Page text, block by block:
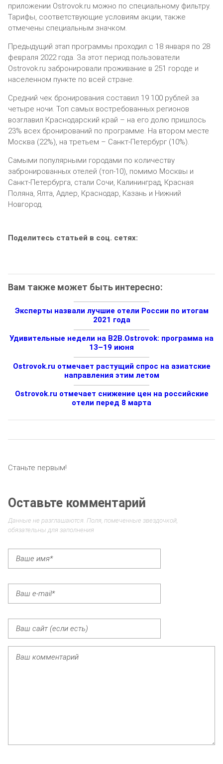
приложении Ostrovok.ru можно по специальному фильтру.
Тарифы, соответствующие условиям акции, также
отмечены специальным значком.
Предыдущий этап программы проходил с 18 января по 28
февраля 2022 года. За этот период пользователи
Ostrovok.ru забронировали проживание в 251 городе и
населенном пункте по всей стране.
Средний чек бронирования составил 19 100 рублей за
четыре ночи. Топ самых востребованных регионов
возглавил Краснодарский край – на его долю пришлось
23% всех бронирований по программе. На втором месте
Москва (22%), на третьем – Санкт-Петербург (10%).
Самыми популярными городами по количеству
забронированных отелей (топ-10), помимо Москвы и
Санкт-Петербурга, стали Сочи, Калининград, Красная
Поляна, Ялта, Адлер, Краснодар, Казань и Нижний
Новгород.
Поделитесь статьей в соц. сетях:
Вам также может быть интересно:
Эксперты назвали лучшие отели России по итогам
2021 года
Удивительные недели на B2B.Ostrovok: программа на
13–19 июня
Ostrovok.ru отмечает растущий спрос на азиатские
направления этим летом
Ostrovok.ru отмечает снижение цен на российские
отели перед 8 марта
Станьте первым!
Оставьте комментарий
Данные не разглашаются. Поля, помеченные звездочкой,
обязательны для заполнения